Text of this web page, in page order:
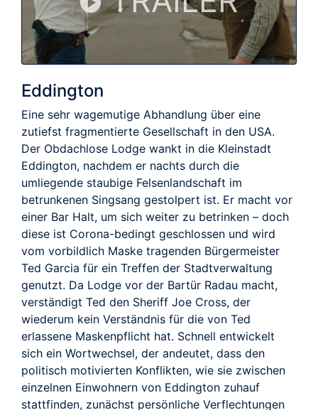
Eddington
Eine sehr wagemutige Abhandlung über eine
zutiefst fragmentierte Gesellschaft in den USA.
Der Obdachlose Lodge wankt in die Kleinstadt
Eddington, nachdem er nachts durch die
umliegende staubige Felsenlandschaft im
betrunkenen Singsang gestolpert ist. Er macht vor
einer Bar Halt, um sich weiter zu betrinken – doch
diese ist Corona-bedingt geschlossen und wird
vom vorbildlich Maske tragenden Bürgermeister
Ted Garcia für ein Treffen der Stadtverwaltung
genutzt. Da Lodge vor der Bartür Radau macht,
verständigt Ted den Sheriff Joe Cross, der
wiederum kein Verständnis für die von Ted
erlassene Maskenpflicht hat. Schnell entwickelt
sich ein Wortwechsel, der andeutet, dass den
politisch motivierten Konflikten, wie sie zwischen
einzelnen Einwohnern von Eddington zuhauf
stattfinden, zunächst persönliche Verflechtungen